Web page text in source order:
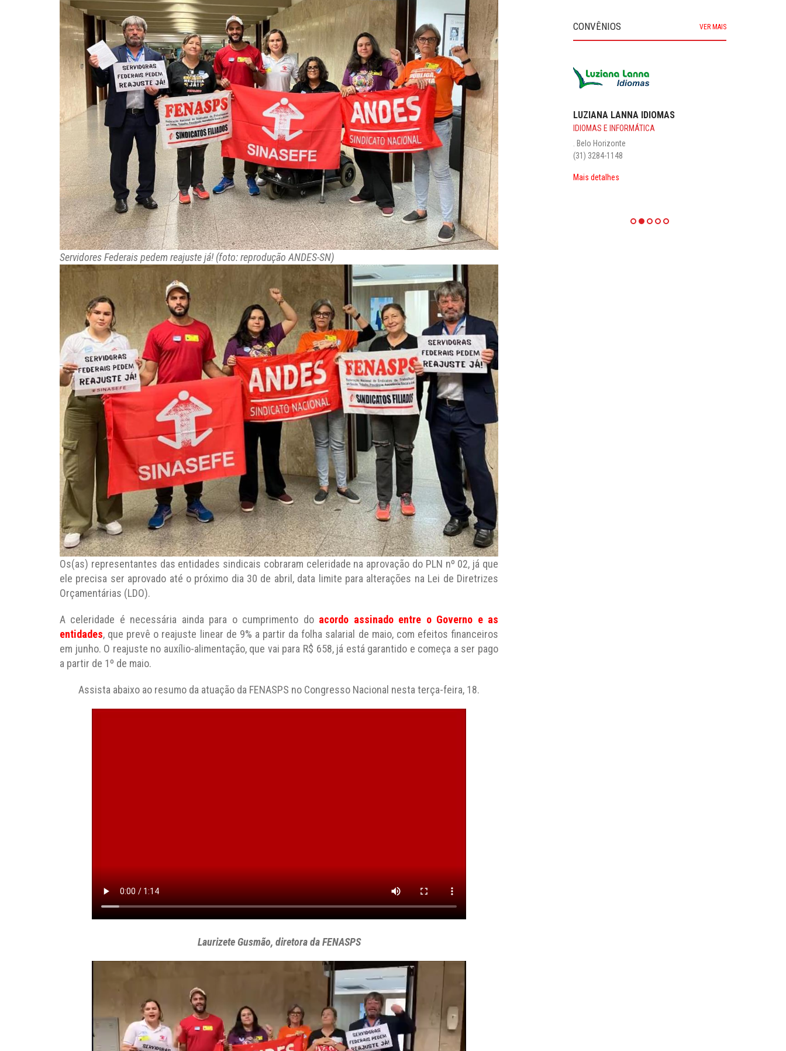
Servidores Federais pedem reajuste já! (foto: reprodução ANDES-SN)
Os(as) representantes das entidades sindicais cobraram celeridade na aprovação do PLN nº 02, já que
ele precisa ser aprovado até o próximo dia 30 de abril, data limite para alterações na Lei de Diretrizes
Orçamentárias (LDO).
A celeridade é necessária ainda para o cumprimento do acordo assinado entre o Governo e as
entidades, que prevê o reajuste linear de 9% a partir da folha salarial de maio, com efeitos financeiros
em junho. O reajuste no auxílio-alimentação, que vai para R$ 658, já está garantido e começa a ser pago
a partir de 1º de maio.
Assista abaixo ao resumo da atuação da FENASPS no Congresso Nacional nesta terça-feira, 18.
Laurizete Gusmão, diretora da FENASPS
CONVÊNIOS VER MAIS
GRUPO MOTOR HOME
Mangabeiras . Belo Horizonte - CEP 30315-382
Assistência 24h 0800 800 4600 / Matriz 31
2533 1700 / WhatsApp 31 3786 4600 / (31)
2515-4713